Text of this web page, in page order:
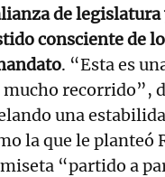
de legislatura
consciente de
. “Esta es
recorrido”,
una
la que le planteó
“partido a